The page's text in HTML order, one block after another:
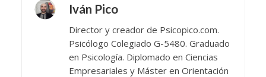
Iván Pico
Director y creador de Psicopico.com.
Psicólogo Colegiado G-5480. Graduado
en Psicología. Diplomado en Ciencias
Empresariales y Máster en Orientación